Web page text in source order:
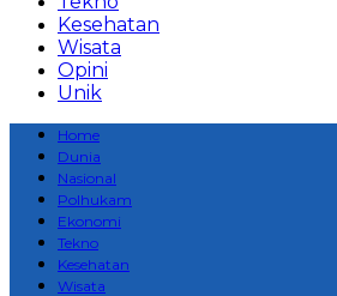
Kesehatan
Wisata
Opini
Unik
Home
Dunia
Nasional
Polhukam
Ekonomi
Tekno
Kesehatan
Wisata